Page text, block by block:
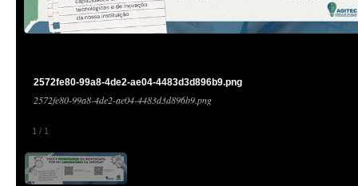
1 / 1
2572fe80-99a8-4de2-ae04-4483d3d896b9.png
2572fe80-99a8-4de2-ae04-4483d3d896b9.png